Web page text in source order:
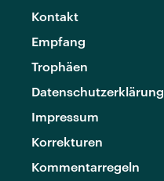
Kontakt
Empfang
Trophäen
Datenschutzerklärung
Impressum
Korrekturen
Kommentarregeln